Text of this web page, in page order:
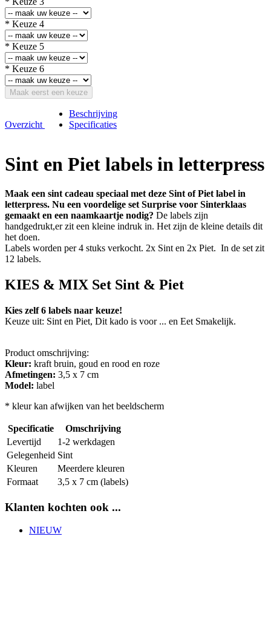
* Keuze 4
* Keuze 5
* Keuze 6
Maak eerst een keuze
Overzicht
Beschrijving
Specificaties
Sint en Piet labels in letterpress
Maak een sint cadeau speciaal met deze Sint of Piet label in
letterpress. Nu een voordelige set Surprise voor Sinterklaas
gemaakt en een naamkaartje nodig? De labels zijn
handgedrukt,er zit een kleine indruk in. Het zijn de kleine details dit
het doen.
Labels worden per 4 stuks verkocht. 2x Sint en 2x Piet. In de set zit
12 labels.
KIES & MIX Set Sint & Piet
Kies zelf 6 labels naar keuze!
Keuze uit: Sint en Piet, Dit kado is voor ... en Eet Smakelijk.
Product omschrijving:
Kleur: kraft bruin, goud en rood en roze
Afmetingen: 3,5 x 7 cm
Model: label
* kleur kan afwijken van het beeldscherm
Specificatie
Omschrijving
Levertijd
1-2 werkdagen
Gelegenheid Sint
Kleuren
Meerdere kleuren
Formaat
3,5 x 7 cm (labels)
Klanten kochten ook ...
NIEUW